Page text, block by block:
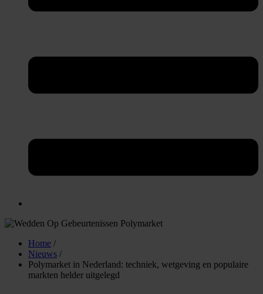
Home /
Nieuws /
Polymarket in Nederland: techniek, wetgeving en populaire
markten helder uitgelegd